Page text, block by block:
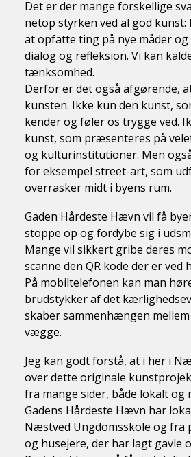
Det er der mange forskellige
netop styrken ved al god kunst:
at opfatte ting på nye måder
dialog og refleksion. Vi kan
tænksomhed.
Derfor er det også afgørende,
kunsten. Ikke kun den kunst,
kender og føler os trygge ved.
kunst, som præsenteres på
og kulturinstitutioner. Men
for eksempel street-art, som
overrasker midt i byens rum.
Gaden Hårdeste Hævn vil få
stoppe op og fordybe sig i
Mange vil sikkert gribe deres
scanne den QR kode der er ved
På mobiltelefonen kan man
brudstykker af det
skaber sammenhængen
vægge.
Jeg kan godt forstå, at i her i
over dette originale
fra mange sider, både lokalt og
Gadens Hårdeste Hævn har
Næstved Ungdomsskole og fra
og husejere, der har lagt gavle